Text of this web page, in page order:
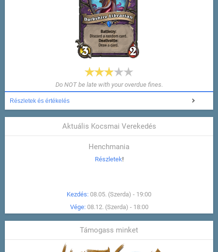
Do NOT be late with your overdue fines.
Részletek és értékelés
Aktuális Kocsmai Verekedés
Henchmania
Részletek!
Kezdés: 08.05. (Szerda) - 19:00
Vége: 08.12. (Szerda) - 18:00
Támogass minket